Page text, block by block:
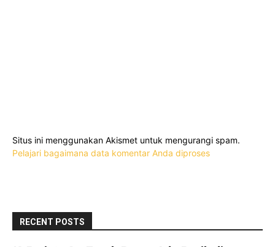
Situs ini menggunakan Akismet untuk mengurangi spam.
Pelajari bagaimana data komentar Anda diproses
RECENT POSTS